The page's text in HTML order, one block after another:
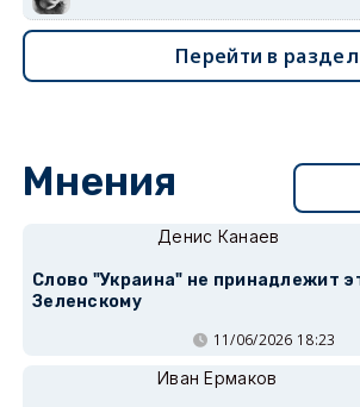
Перейти в раздел
Мнения
Денис Канаев
Слово "Украина" не принадлежит
Зеленскому
11/06/2026 18:23
Иван Ермаков